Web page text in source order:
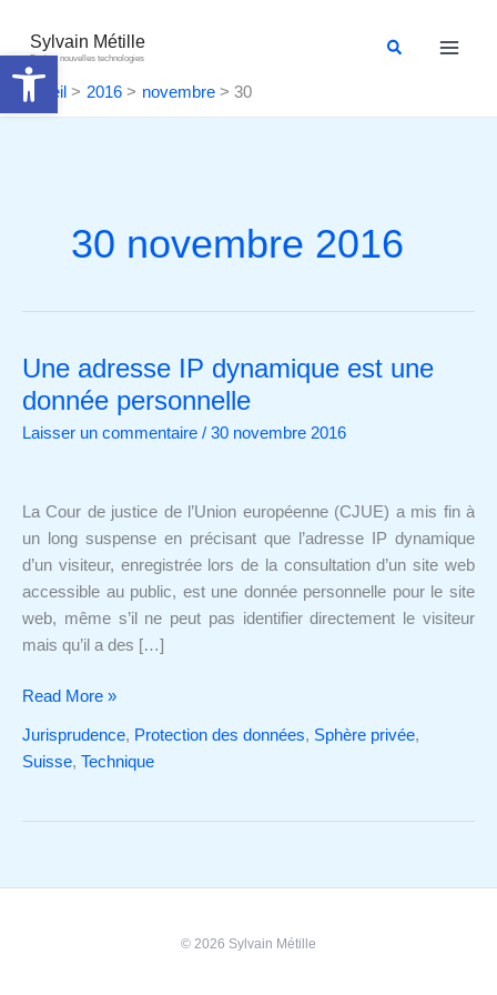
Ouvrir la barre d’outils
contenu
Sylvain Métille
Droit et nouvelles technologies
Rechercher
Accueil 2016 novembre 30
30 novembre 2016
Une adresse IP dynamique est une
donnée personnelle
Laisser un commentaire / 30 novembre 2016
La Cour de justice de l’Union européenne (CJUE) a mis fin à
un long suspense en précisant que l’adresse IP dynamique
d’un visiteur, enregistrée lors de la consultation d’un site web
accessible au public, est une donnée personnelle pour le site
web, même s’il ne peut pas identifier directement le visiteur
mais qu’il a des […]
Une
adresse
dynamique
personnelle
Read More »
Jurisprudence, Protection des données, Sphère privée,
Suisse, Technique
© 2026 Sylvain Métille